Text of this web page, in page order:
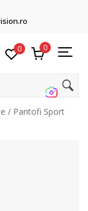
0 0
Pantofi Sport